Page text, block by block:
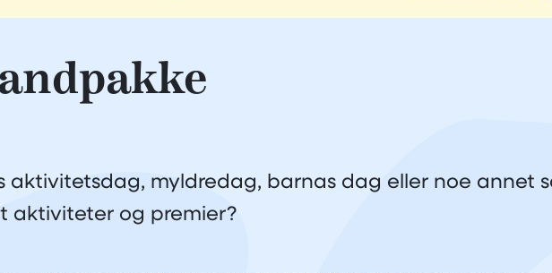
aktivitetsdag, myldredag, barnas dag eller noe annet
aktiviteter og premier?